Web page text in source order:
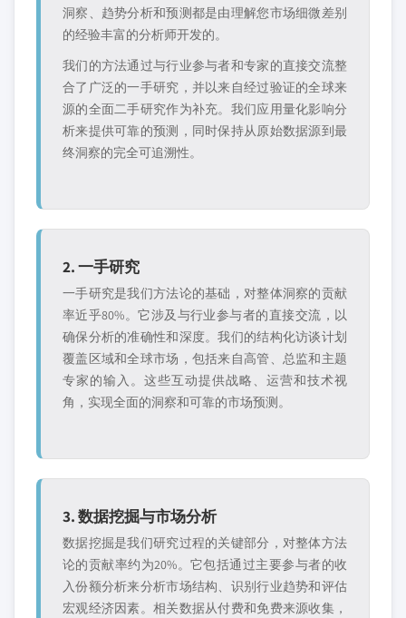
洞察、趋势分析和预测都是由理解您市场细微差别
的经验丰富的分析师开发的。
我们的方法通过与行业参与者和专家的直接交流整
合了广泛的一手研究，并以来自经过验证的全球来
源的全面二手研究作为补充。我们应用量化影响分
析来提供可靠的预测，同时保持从原始数据源到最
终洞察的完全可追溯性。
2. 一手研究
一手研究是我们方法论的基础，对整体洞察的贡献
率近乎80%。它涉及与行业参与者的直接交流，以
确保分析的准确性和深度。我们的结构化访谈计划
覆盖区域和全球市场，包括来自高管、总监和主题
专家的输入。这些互动提供战略、运营和技术视
角，实现全面的洞察和可靠的市场预测。
3. 数据挖掘与市场分析
数据挖掘是我们研究过程的关键部分，对整体方法
论的贡献率约为20%。它包括通过主要参与者的收
入份额分析来分析市场结构、识别行业趋势和评估
宏观经济因素。相关数据从付费和免费来源收集，